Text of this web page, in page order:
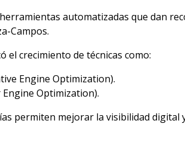
automatizadas que dan
Campos.
el crecimiento de técnicas como:
Engine Optimization).
Engine Optimization).
permiten mejorar la visibilidad